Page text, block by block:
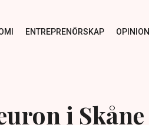
ENTREPRENÖRSKAP OPINION
i Skåne